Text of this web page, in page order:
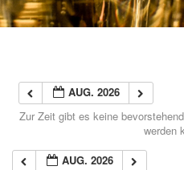
AUG. 2026
Zur Zeit gibt es keine
werden
AUG. 2026